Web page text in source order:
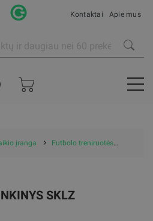
Kontaktai Apie mus
įranga Futbolo treniruotės
SKLZ